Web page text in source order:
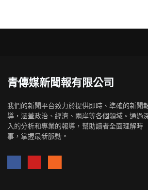
青傳媒新聞報有限公司
我們的新聞平台致力於提供即時、準確的新聞
導，涵蓋政治、經濟、兩岸等各個領域。通過
入的分析和專業的報導，幫助讀者全面理解時
事，掌握最新脈動。